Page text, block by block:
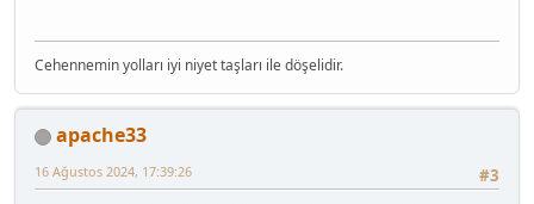
Cehennemin yolları iyi niyet taşları ile döşelidir.
apache33
#3
16 Ağustos 2024, 17:39:26